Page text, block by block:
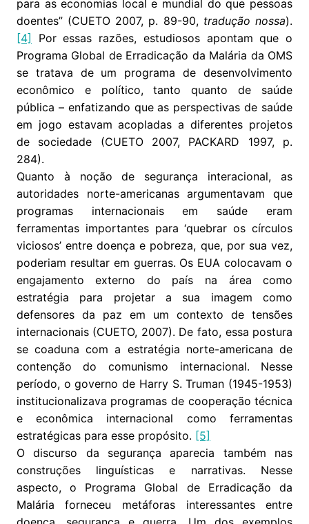
para as economias local e mundial do que pessoas
doentes” (CUETO 2007, p. 89-90, tradução nossa).
[4]
Por essas razões, estudiosos apontam que o
Programa Global de Erradicação da Malária da OMS
se tratava de um programa de desenvolvimento
econômico e político, tanto quanto de saúde
pública – enfatizando que as perspectivas de saúde
em jogo estavam acopladas a diferentes projetos
de sociedade (CUETO 2007, PACKARD 1997, p.
284).
Quanto à noção de segurança interacional, as
autoridades norte-americanas argumentavam que
programas internacionais em saúde eram
ferramentas importantes para ‘quebrar os círculos
viciosos’ entre doença e pobreza, que, por sua vez,
poderiam resultar em guerras. Os EUA colocavam o
engajamento externo do país na área como
estratégia para projetar a sua imagem como
defensores da paz em um contexto de tensões
internacionais (CUETO, 2007). De fato, essa postura
se coaduna com a estratégia norte-americana de
contenção do comunismo internacional. Nesse
período, o governo de Harry S. Truman (1945-1953)
institucionalizava programas de cooperação técnica
e econômica internacional como ferramentas
estratégicas para esse propósito. [5]
O discurso da segurança aparecia também nas
construções linguísticas e narrativas. Nesse
aspecto, o Programa Global de Erradicação da
Malária forneceu metáforas interessantes entre